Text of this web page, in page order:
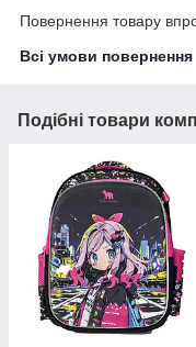
Повернення товару
Всі умови повернення
Подібні товари